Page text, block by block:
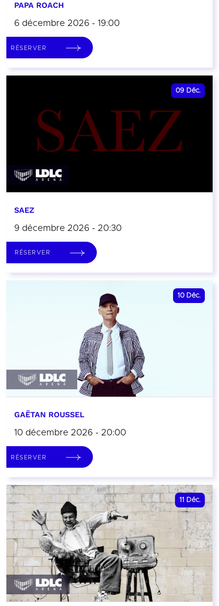
PAPA ROACH
6 décembre 2026 - 19:00
RÉSERVER
09 Déc.
SAEZ
9 décembre 2026 - 20:30
RÉSERVER
10 Déc.
GAËTAN ROUSSEL
10 décembre 2026 - 20:00
RÉSERVER
11 Déc.